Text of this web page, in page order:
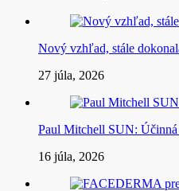
Nový vzhľad, stále
27 júla, 2026
Paul Mitchell SUN: Účinná
16 júla, 2026